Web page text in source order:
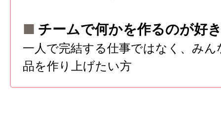
■ チームで何かを作るのが好
一人で完結する仕事ではなく、み
品を作り上げたい方